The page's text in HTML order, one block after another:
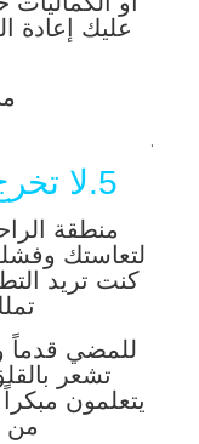
عليك إعادة
.
5.لا تخرج من منطقة راحتك
منطقة
لتعاستك
كنت تريد
للمضي قدماً
تشعر
يتعلمون
من